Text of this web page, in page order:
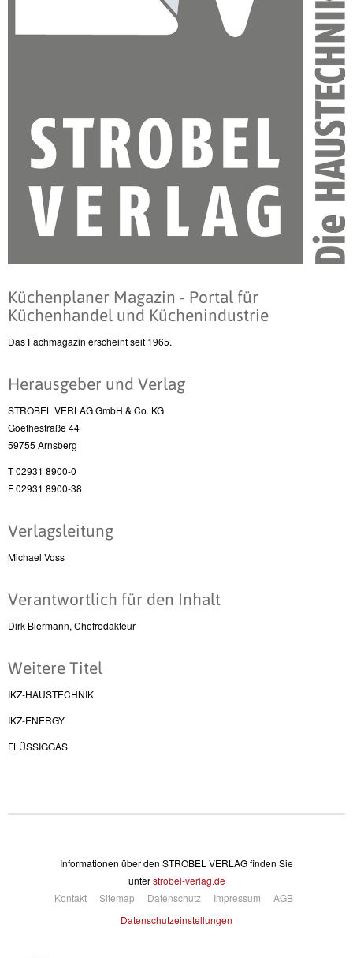
Küchenplaner Magazin - Portal für
Küchenhandel und Küchenindustrie
Das Fachmagazin erscheint seit 1965.
Herausgeber und Verlag
STROBEL VERLAG GmbH & Co. KG
Goethestraße 44
59755 Arnsberg
T 02931 8900-0
F 02931 8900-38
Verlagsleitung
Michael Voss
Verantwortlich für den Inhalt
Dirk Biermann, Chefredakteur
Weitere Titel
IKZ-HAUSTECHNIK
IKZ-ENERGY
FLÜSSIGGAS
Informationen über den STROBEL VERLAG finden Sie
unterstrobel-verlag.de
Kontakt
Sitemap Datenschutz Impressum
AGB
Datenschutzeinstellungen